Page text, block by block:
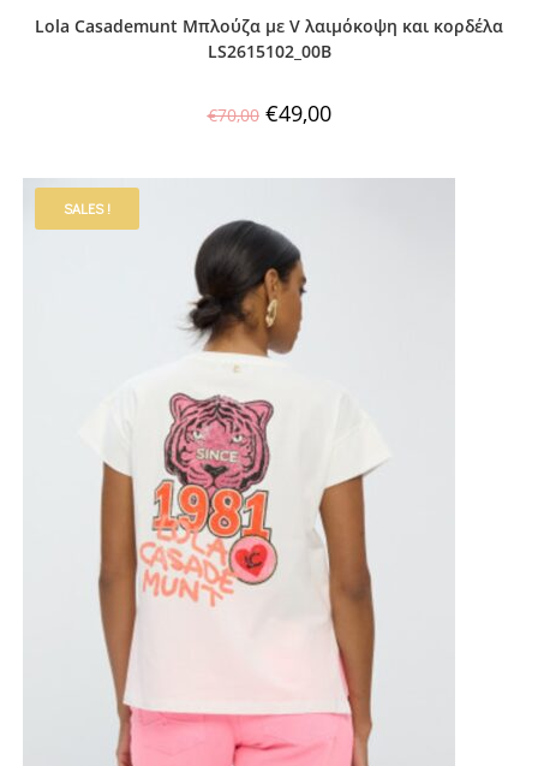
Lola Casademunt Μπλούζα με V λαιμόκοψη και κορδέλα
LS2615102_00B
€70,00 €49,00
SALES !